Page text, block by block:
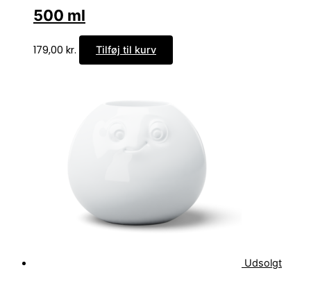
500 ml
179,00 kr. Tilføj til kurv
Udsolgt